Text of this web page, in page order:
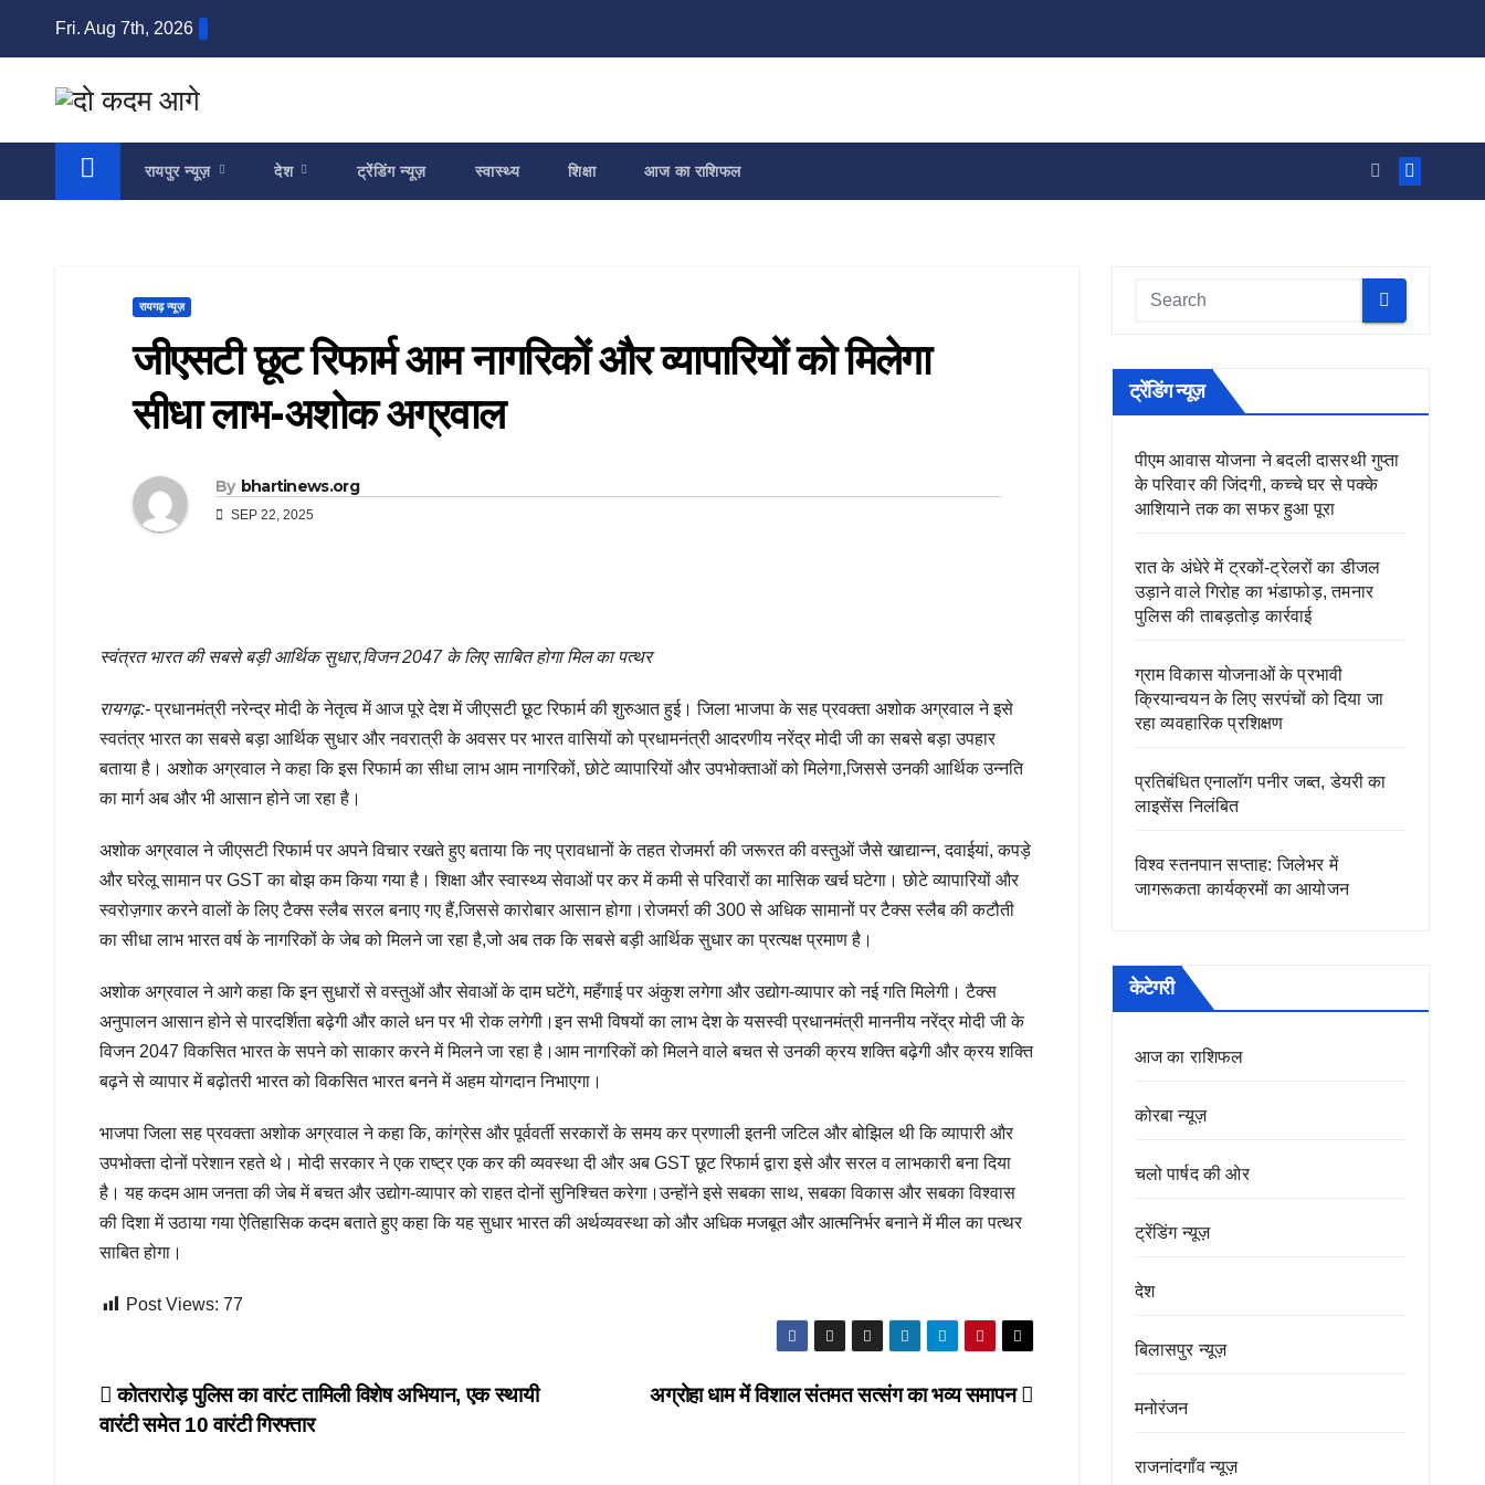
Fri. Aug 7th, 2026
रायपुर न्यूज़ देश ट्रेंडिंग न्यूज़ स्वास्थ्य शिक्षा आज का राशिफल
रायगढ़ न्यूज़
जीएसटी छूट रिफार्म आम नागरिकों और व्यापारियों को मिलेगा
सीधा लाभ-अशोक अग्रवाल
By bhartinews.org
SEP 22, 2025
स्वंत्रत भारत की सबसे बड़ी आर्थिक सुधार,विजन 2047 के लिए साबित होगा मिल का पत्थर
रायगढ़:-प्रधानमंत्री नरेन्द्र मोदी के नेतृत्व में आज पूरे देश में जीएसटी छूट रिफार्म की शुरुआत हुई। जिला भाजपा के सह प्रवक्ता अशोक अग्रवाल ने इसे
स्वतंत्र भारत का सबसे बड़ा आर्थिक सुधार और नवरात्री के अवसर पर भारत वासियों को प्रधामनंत्री आदरणीय नरेंद्र मोदी जी का सबसे बड़ा उपहार
बताया है। अशोक अग्रवाल ने कहा कि इस रिफार्म का सीधा लाभ आम नागरिकों, छोटे व्यापारियों और उपभोक्ताओं को मिलेगा,जिससे उनकी आर्थिक उन्नति
का मार्ग अब और भी आसान होने जा रहा है।
अशोक अग्रवाल ने जीएसटी रिफार्म पर अपने विचार रखते हुए बताया कि नए प्रावधानों के तहत रोजमर्रा की जरूरत की वस्तुओं जैसे खाद्यान्न, दवाईयां, कपड़े
और घरेलू सामान पर GST का बोझ कम किया गया है। शिक्षा और स्वास्थ्य सेवाओं पर कर में कमी से परिवारों का मासिक खर्च घटेगा। छोटे व्यापारियों और
स्वरोज़गार करने वालों के लिए टैक्स स्लैब सरल बनाए गए हैं,जिससे कारोबार आसान होगा।रोजमर्रा की 300 से अधिक सामानों पर टैक्स स्लैब की कटौती
का सीधा लाभ भारत वर्ष के नागरिकों के जेब को मिलने जा रहा है,जो अब तक कि सबसे बड़ी आर्थिक सुधार का प्रत्यक्ष प्रमाण है।
अशोक अग्रवाल ने आगे कहा कि इन सुधारों से वस्तुओं और सेवाओं के दाम घटेंगे, महँगाई पर अंकुश लगेगा और उद्योग-व्यापार को नई गति मिलेगी। टैक्स
अनुपालन आसान होने से पारदर्शिता बढ़ेगी और काले धन पर भी रोक लगेगी।इन सभी विषयों का लाभ देश के यसस्वी प्रधानमंत्री माननीय नरेंद्र मोदी जी के
विजन 2047 विकसित भारत के सपने को साकार करने में मिलने जा रहा है।आम नागरिकों को मिलने वाले बचत से उनकी क्रय शक्ति बढ़ेगी और क्रय शक्ति
बढ़ने से व्यापार में बढ़ोतरी भारत को विकसित भारत बनने में अहम योगदान निभाएगा।
भाजपा जिला सह प्रवक्ता अशोक अग्रवाल ने कहा कि, कांग्रेस और पूर्ववर्ती सरकारों के समय कर प्रणाली इतनी जटिल और बोझिल थी कि व्यापारी और
उपभोक्ता दोनों परेशान रहते थे। मोदी सरकार ने एक राष्ट्र एक कर की व्यवस्था दी और अब GST छूट रिफार्म द्वारा इसे और सरल व लाभकारी बना दिया
है। यह कदम आम जनता की जेब में बचत और उद्योग-व्यापार को राहत दोनों सुनिश्चित करेगा।उन्होंने इसे सबका साथ, सबका विकास और सबका विश्वास
की दिशा में उठाया गया ऐतिहासिक कदम बताते हुए कहा कि यह सुधार भारत की अर्थव्यवस्था को और अधिक मजबूत और आत्मनिर्भर बनाने में मील का पत्थर
साबित होगा।
Post Views: 77
Post
navigation
अग्रोहा धाम में विशाल संतमत सत्संग का भव्य समापन
कोतरारोड़ पुलिस का वारंट तामिली विशेष अभियान, एक स्थायी
वारंटी समेत 10 वारंटी गिरफ्तार
ट्रेंडिंग न्यूज़
पीएम आवास योजना ने बदली दासरथी गुप्ता
के परिवार की जिंदगी, कच्चे घर से पक्के
आशियाने तक का सफर हुआ पूरा
रात के अंधेरे में ट्रकों-ट्रेलरों का डीजल
उड़ाने वाले गिरोह का भंडाफोड़, तमनार
पुलिस की ताबड़तोड़ कार्रवाई
ग्राम विकास योजनाओं के प्रभावी
क्रियान्वयन के लिए सरपंचों को दिया जा
रहा व्यवहारिक प्रशिक्षण
प्रतिबंधित एनालॉग पनीर जब्त, डेयरी का
लाइसेंस निलंबित
विश्व स्तनपान सप्ताह: जिलेभर में
जागरूकता कार्यक्रमों का आयोजन
केटेगरी
आज का राशिफल
कोरबा न्यूज़
चलो पार्षद की ओर
ट्रेंडिंग न्यूज़
देश
बिलासपुर न्यूज़
मनोरंजन
राजनांदगाँव न्यूज़